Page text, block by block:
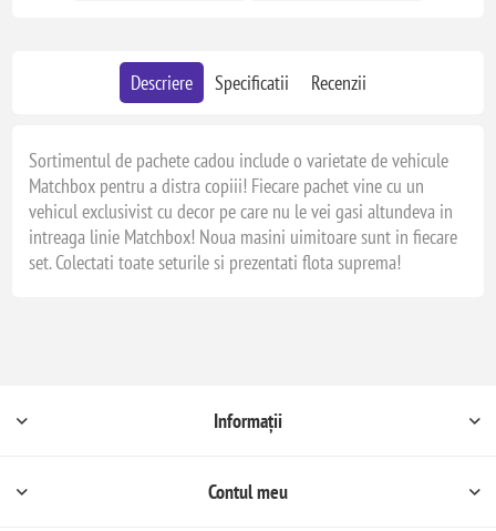
Descriere Specificatii Recenzii
Sortimentul de pachete cadou include o varietate de vehicule
Matchbox pentru a distra copiii! Fiecare pachet vine cu un
vehicul exclusivist cu decor pe care nu le vei gasi altundeva in
intreaga linie Matchbox! Noua masini uimitoare sunt in fiecare
set. Colectati toate seturile si prezentati flota suprema!
Informații
Contul meu